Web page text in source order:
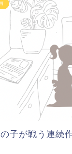
子が戦う連続